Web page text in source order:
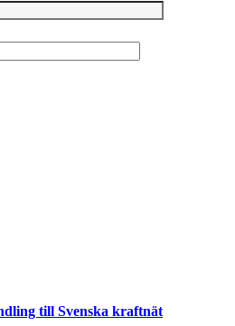
till Svenska kraftnät